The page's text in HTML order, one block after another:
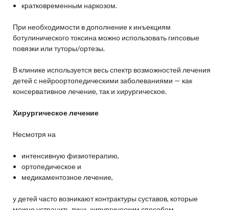
кратковременным наркозом.
При необходимости в дополнение к инъекциям
ботулинического токсина можно использовать гипсовые
повязки или туторы/ортезы.
В клинике используется весь спектр возможностей лечения
детей с нейроортопедическими заболеваниями — как
консервативное лечение, так и хирургическое.
Хирургическое лечение
Несмотря на
интенсивную физиотерапию,
ортопедическое и
медикаментозное лечение,
у детей часто возникают контрактуры суставов, которые